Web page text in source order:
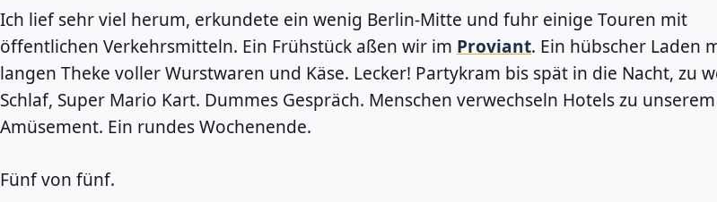
Ich lief sehr viel herum, erkundete ein wenig Berlin-Mitte und fuhr einige Touren mit
öffentlichen Verkehrsmitteln. Ein Frühstück aßen wir im Proviant. Ein hübscher Laden
langen Theke voller Wurstwaren und Käse. Lecker! Partykram bis spät in die Nacht, zu
Schlaf, Super Mario Kart. Dummes Gespräch. Menschen verwechseln Hotels zu unserem
Amüsement. Ein rundes Wochenende.
Fünf von fünf.